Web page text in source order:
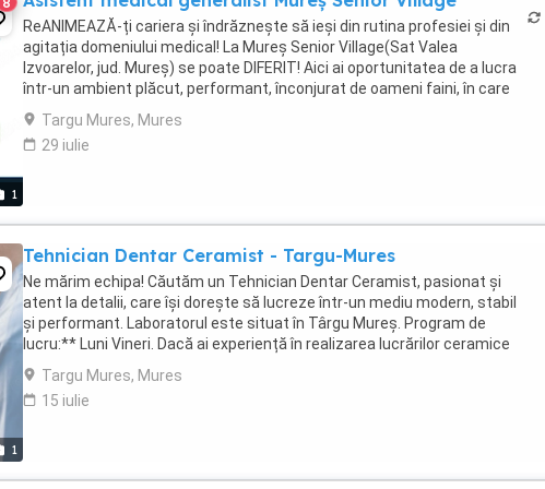
1
ReANIMEAZĂ-ți cariera și îndrăznește să ieși din rutina profesiei și din
agitația domeniului medical! La Mureș Senior Village(Sat Valea
Izvoarelor, jud. Mureș) se poate DIFERIT! Aici ai oportunitatea de a lucra
într-un ambient plăcut, performant, înconjurat de oameni faini, în care
grija și respectul ...
Targu Mures, Mures
29 iulie
1
Tehnician Dentar Ceramist - Targu-Mures
Ne mărim echipa! Căutăm un Tehnician Dentar Ceramist, pasionat și
atent la detalii, care își dorește să lucreze într-un mediu modern, stabil
și performant. Laboratorul este situat în Târgu Mureș. Program de
lucru:** Luni Vineri. Dacă ai experiență în realizarea lucrărilor ceramice
și îți dorești ...
Targu Mures, Mures
15 iulie